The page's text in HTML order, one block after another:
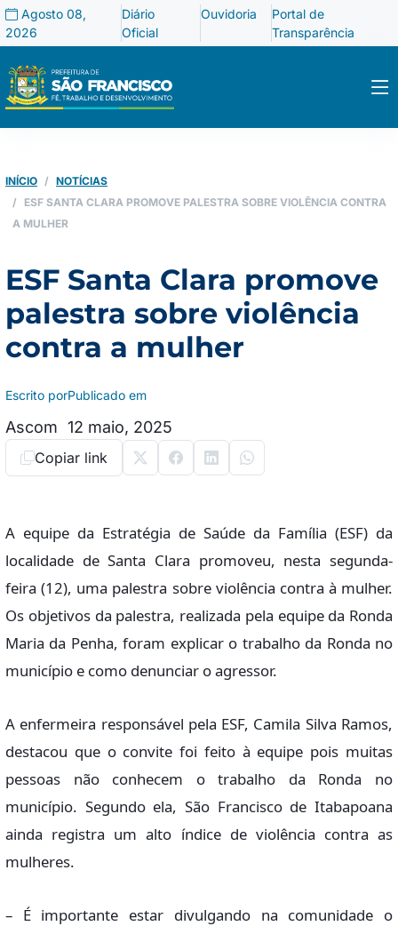
Agosto 08,
2026
Diário
Oficial
Ouvidoria
Portal de
Transparência
INÍCIO
NOTÍCIAS
ESF SANTA CLARA PROMOVE PALESTRA SOBRE VIOLÊNCIA CONTRA
A MULHER
ESF Santa Clara promove
palestra sobre violência
contra a mulher
Escrito por
Ascom
Publicado em
12 maio, 2025
Copiar link
A equipe da Estratégia de Saúde da Família (ESF) da
localidade de Santa Clara promoveu, nesta segunda-
feira (12), uma palestra sobre violência contra à mulher.
Os objetivos da palestra, realizada pela equipe da Ronda
Maria da Penha, foram explicar o trabalho da Ronda no
município e como denunciar o agressor.
A enfermeira responsável pela ESF, Camila Silva Ramos,
destacou que o convite foi feito à equipe pois muitas
pessoas não conhecem o trabalho da Ronda no
município. Segundo ela, São Francisco de Itabapoana
ainda registra um alto índice de violência contra as
mulheres.
– É importante estar divulgando na comunidade o